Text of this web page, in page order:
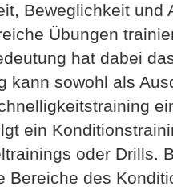
Beweglichkeit und
Übungen
hat dabei
kann sowohl als
ein
oder Drills.
Bereiche des